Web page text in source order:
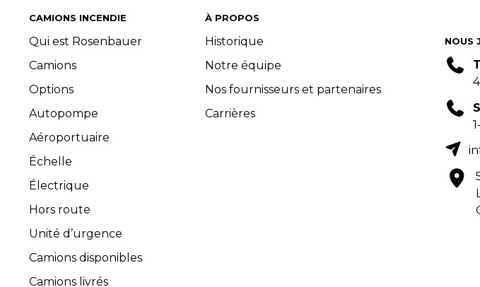
CAMIONS INCENDIE
Qui est Rosenbauer
Camions
Options
Autopompe
Aéroportuaire
Échelle
Électrique
Hors route
Unité d’urgence
Camions disponibles
Camions livrés
À PROPOS
Historique
Notre équipe
Nos fournisseurs et partenaires
Carrières
NOUS